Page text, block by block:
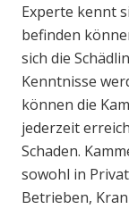
Experte kennt
befinden
sich die
Kenntnisse
können die
jederzeit
Schaden.
sowohl in
Betrieben,